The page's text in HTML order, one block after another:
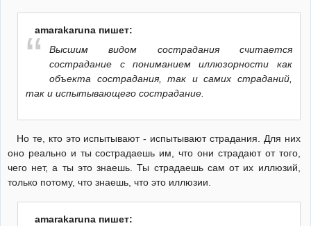
amarakaruna пишет:
Высшим видом сострадания считается
сострадание с пониманием иллюзорности как
объекта сострадания, так и самих страданий,
так и испытывающего сострадание.
Но те, кто это испытывают - испытывают страдания. Для них
оно реально и ты сострадаешь им, что они страдают от того,
чего нет, а ты это знаешь. Ты страдаешь сам от их иллюзий,
только потому, что знаешь, что это иллюзии.
amarakaruna пишет: